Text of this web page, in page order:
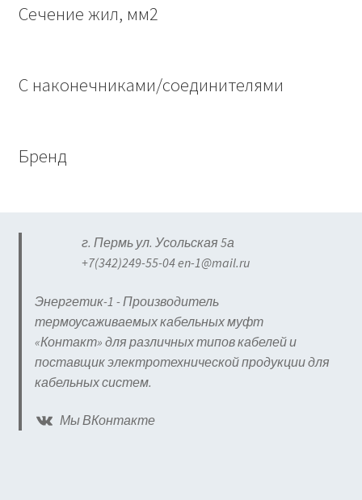
Сечение жил, мм2
С наконечниками/соединителями
Бренд
г. Пермь ул. Усольская 5а
+7(342)249-55-04 en-1@mail.ru
Энергетик-1 - Производитель
термоусаживаемых кабельных муфт
«Контакт» для различных типов кабелей и
поставщик электротехнической продукции для
кабельных систем.
Мы ВКонтакте